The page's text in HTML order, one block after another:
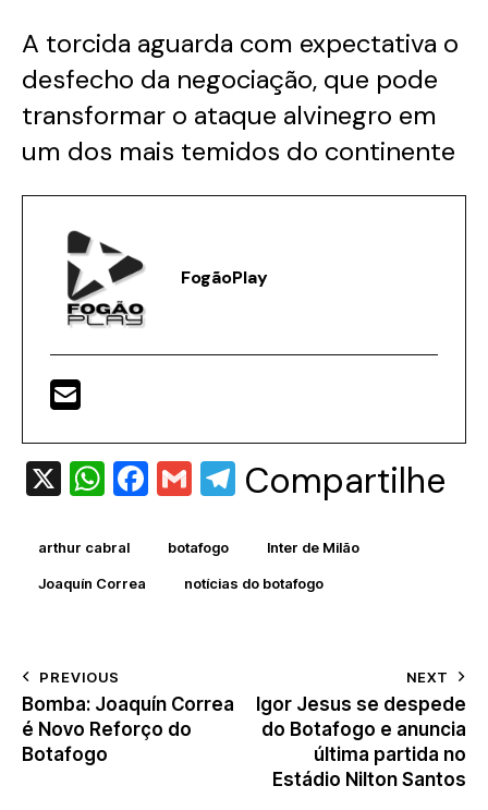
A torcida aguarda com expectativa o
desfecho da negociação, que pode
transformar o ataque alvinegro em
um dos mais temidos do continente
FogãoPlay
X W
at
s
p
F
o
k
G
ai
l
T
gr
Compartilhe
arthur cabral botafogo Inter de Milão
Joaquín Correa notícias do botafogo
PREVIOUS
Bomba: Joaquín Correa
é Novo Reforço do
Botafogo
NEXT
Igor Jesus se despede
do Botafogo e anuncia
última partida no
Estádio Nilton Santos